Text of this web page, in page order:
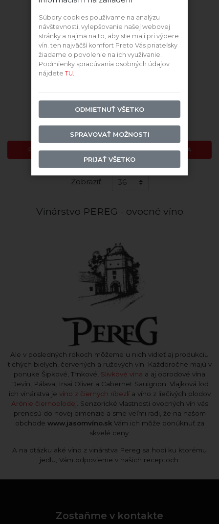
8,36 €
PRIDAŤ DO KOŠÍKA
10,79 €
PRIDAŤ DO KOŠÍKA
Zobraziť:
Vinárstvo PEREG - ovocné víno
Ale v posledných rokoch môžeme u nich vidieť aj produkciu
tichých bielych, červených a ružových vín. Každoročne majú v
ponuke Šipkové, Trnkové, Slivkové vína a aj odrodové vína
Devín, Pálava, Irsai Oliver a Cabernet Sauignon. Vlajková loď
ich vinárstva je víno z čiernych ríbezlía víno z liečivých plodov
Arónie čiernoplodej. Senzorické vlastnosti ovocných vín vás
prenesú do novej dimenzie a sme veľmi radi, že na našom
obchode www.jasomvíno.skVám ich môže ponúknuť za
skvelé ceny.
A na otázku aké víno z vinárstva Pereg sa hodí ku ktorému
jedlu, Vám odpovieme v našich receptoch.
Zostaňme v kontakte
Súbory cookies používame na analýzu
návštevnosti, vylepšovanie našej webovej
stránky a najmä na to, aby ste mali pri výbere
vín. ten najväčší komfort Preto Vás priateľsky
žiadame o povolenie na ich využívanie.
Podmienky spracúvania osobných údajov
nájdeteTU.
ODMIETNUŤ VŠETKO
SPRAVOVAŤ MOŽNOSTI
PRIJAŤ VŠETKO